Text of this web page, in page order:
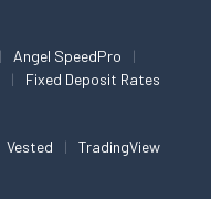
Angel SpeedPro
Fixed Deposit Rates
Vested TradingView